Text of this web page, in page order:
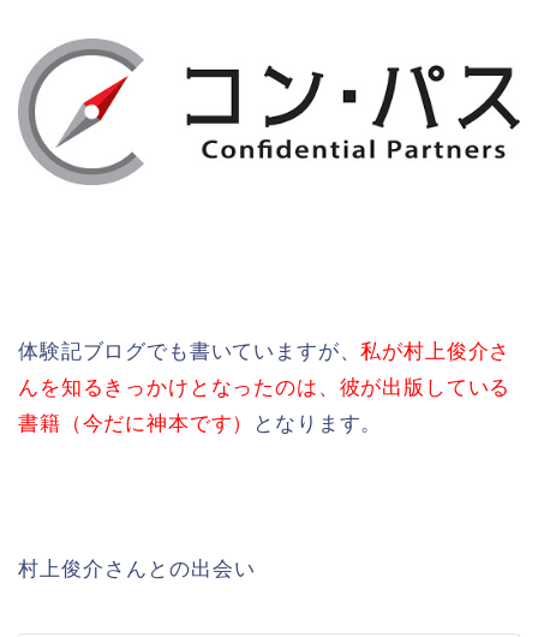
体験記ブログでも書いていますが、私が村上俊介さ
んを知るきっかけとなったのは、彼が出版している
書籍（今だに神本です）
となります。
村上俊介さんとの出会い